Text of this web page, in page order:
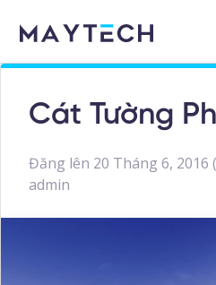
Cát Tường
Đăng lên 20 Tháng 6, 2016
admin